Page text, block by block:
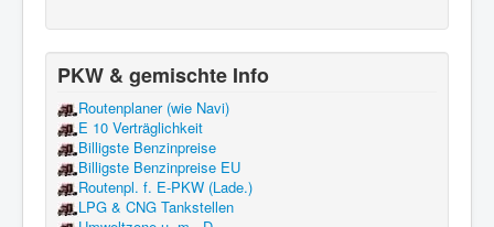
PKW & gemischte Info
Routenplaner (wie Navi)
E 10 Verträglichkeit
Billigste Benzinpreise
Billigste Benzinpreise EU
Routenpl. f. E-PKW (Lade.)
LPG & CNG Tankstellen